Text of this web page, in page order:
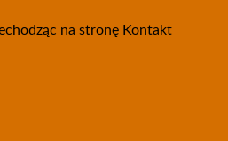
na stronę Kontakt